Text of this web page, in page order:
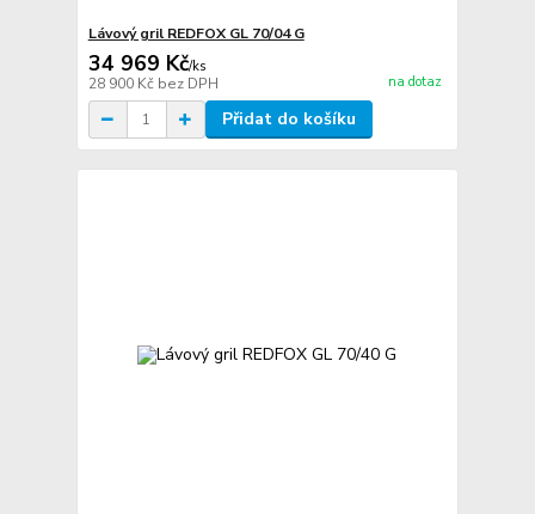
Lávový gril REDFOX GL 70/04 G
34 969 Kč/ks
28 900 Kč bez DPH na dotaz
Přidat do košíku